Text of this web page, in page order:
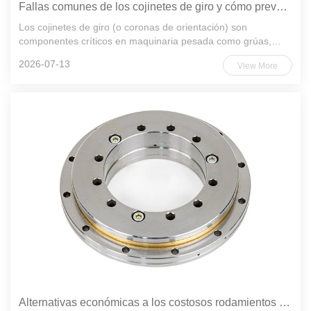
Fallas comunes de los cojinetes de giro y cómo prevenirlos
Los cojinetes de giro (o coronas de orientación) son
componentes críticos en maquinaria pesada como grúas,
excavadoras, aerogeneradores y equipos de manipulación de
materiales, ya que permiten un movimiento rotatorio suave
2026-07-13 View More
Alternativas económicas a los costosos rodamientos de giro importados